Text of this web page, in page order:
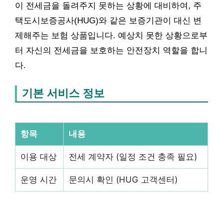
이 전세금을 돌려주지 못하는 상황에 대비하여, 주
택도시보증공사(HUG)와 같은 보증기관이 대신 변
제해주는 보험 상품입니다. 예상치 못한 상황으로부
터 자신의 전세금을 보호하는 안전장치 역할을 합니
다.
기본 서비스 정보
항목 내용
이용 대상 전세 계약자 (일정 조건 충족 필요)
운영 시간 문의시 확인 (HUG 고객센터)